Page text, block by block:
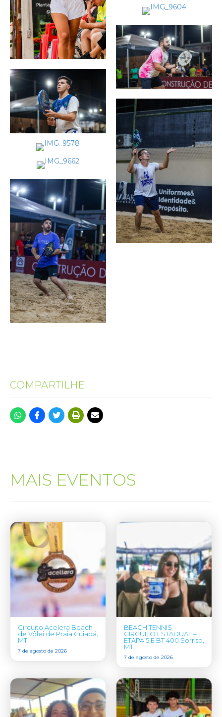
COMPARTILHE
MAIS EVENTOS
Circuito Acelera Beach
de Vôlei de Praia Cuiabá,
MT
7 de agosto de 2026
BEACH TENNIS –
CIRCUITO ESTADUAL –
ETAPA 5 E BT 400 Sorriso,
MT
7 de agosto de 2026